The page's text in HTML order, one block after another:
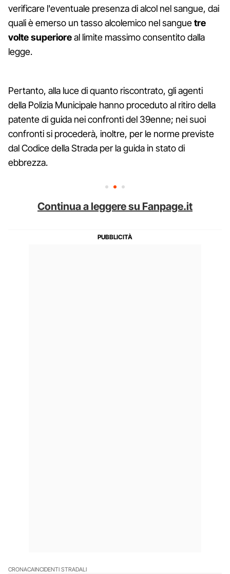
verificare l'eventuale presenza di alcol nel sangue, dai
quali è emerso un tasso alcolemico nel sanguetre
volte superioreal limite massimo consentito dalla
legge.
Pertanto, alla luce di quanto riscontrato, gli agenti
della Polizia Municipale hanno proceduto al ritiro della
patente di guida nei confronti del 39enne; nei suoi
confronti si procederà, inoltre, per le norme previste
dal Codice della Strada per la guida in stato di
ebbrezza.
Continua a leggere su Fanpage.it
CRONACAINCIDENTI STRADALI